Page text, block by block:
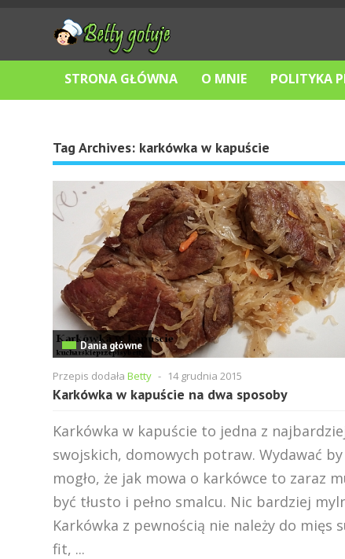
STRONA GŁÓWNA O MNIE POLITYKA
Tag Archives: karkówka w kapuście
Dania główne
Przepis dodała Betty - 14 grudnia 2015
Karkówka w kapuście na dwa sposoby
Karkówka w kapuście to jedna z
swojskich, domowych potraw. Wydawać by
mogło, że jak mowa o karkówce to zaraz
być tłusto i pełno smalcu. Nic bardziej
Karkówka z pewnością nie należy do mięs
fit, ...